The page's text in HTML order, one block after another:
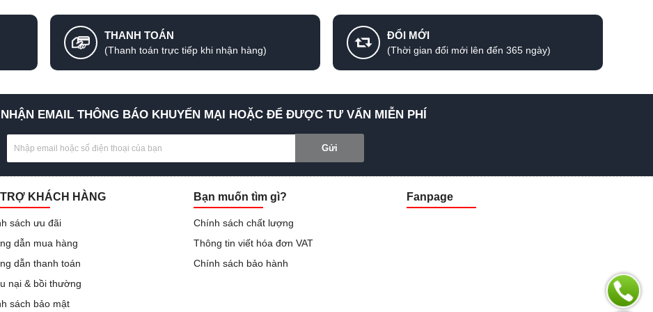
THANH TOÁN
(Thanh toán trực tiếp khi nhận hàng)
ĐỔI MỚI
(Thời gian đổi mới lên đến 365 ngày)
EMAIL THÔNG BÁO KHUYẾN MẠI HOẶC ĐỂ ĐƯỢC TƯ VẤN MIỄN PHÍ
Gửi
TRỢ KHÁCH HÀNG
sách ưu đãi
dẫn mua hàng
dẫn thanh toán
nại & bồi thường
sách bảo mật
Bạn muốn tìm gì?
Chính sách chất lượng
Thông tin viết hóa đơn VAT
Chính sách bảo hành
Fanpage